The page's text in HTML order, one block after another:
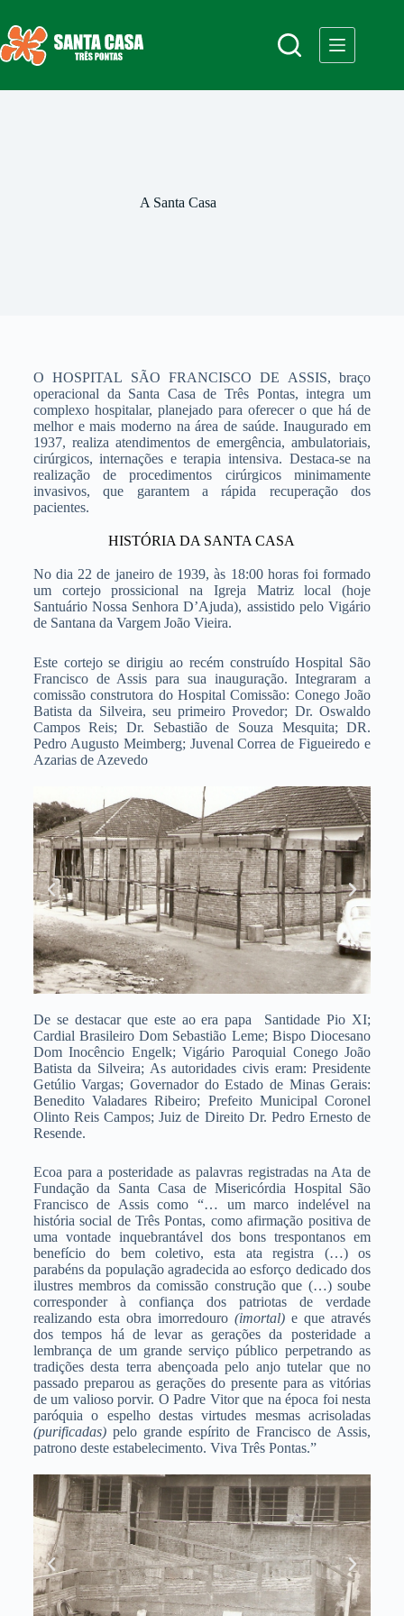
A Santa Casa
O HOSPITAL SÃO FRANCISCO DE ASSIS, braço
operacional da Santa Casa de Três Pontas, integra um
complexo hospitalar, planejado para oferecer o que há de
melhor e mais moderno na área de saúde. Inaugurado em
1937, realiza atendimentos de emergência, ambulatoriais,
cirúrgicos, internações e terapia intensiva. Destaca-se na
realização de procedimentos cirúrgicos minimamente
invasivos, que garantem a rápida recuperação dos
pacientes.
HISTÓRIA DA SANTA CASA
No dia 22 de janeiro de 1939, às 18:00 horas foi formado
um cortejo prossicional na Igreja Matriz local (hoje
Santuário Nossa Senhora D’Ajuda), assistido pelo Vigário
de Santana da Vargem João Vieira.
Este cortejo se dirigiu ao recém construído Hospital São
Francisco de Assis para sua inauguração. Integraram a
comissão construtora do Hospital Comissão: Conego João
Batista da Silveira, seu primeiro Provedor; Dr. Oswaldo
Campos Reis; Dr. Sebastião de Souza Mesquita; DR.
Pedro Augusto Meimberg; Juvenal Correa de Figueiredo e
Azarias de Azevedo
De se destacar que este ao era papa Santidade Pio XI;
Cardial Brasileiro Dom Sebastião Leme; Bispo Diocesano
Dom Inocêncio Engelk; Vigário Paroquial Conego João
Batista da Silveira; As autoridades civis eram: Presidente
Getúlio Vargas; Governador do Estado de Minas Gerais:
Benedito Valadares Ribeiro; Prefeito Municipal Coronel
Olinto Reis Campos; Juiz de Direito Dr. Pedro Ernesto de
Resende.
Ecoa para a posteridade as palavras registradas na Ata de
Fundação da Santa Casa de Misericórdia Hospital São
Francisco de Assis como “… um marco indelével na
história social de Três Pontas, como afirmação positiva de
uma vontade inquebrantável dos bons trespontanos em
benefício do bem coletivo, esta ata registra (…) os
parabéns da população agradecida ao esforço dedicado dos
ilustres membros da comissão construção que (…) soube
corresponder à confiança dos patriotas de verdade
realizando esta obra imorredouro(imortal) e que através
dos tempos há de levar as gerações da posteridade a
lembrança de um grande serviço público perpetrando as
tradições desta terra abençoada pelo anjo tutelar que no
passado preparou as gerações do presente para as vitórias
de um valioso porvir. O Padre Vitor que na época foi nesta
paróquia o espelho destas virtudes mesmas acrisoladas
(purificadas)pelo grande espírito de Francisco de Assis,
patrono deste estabelecimento. Viva Três Pontas.”